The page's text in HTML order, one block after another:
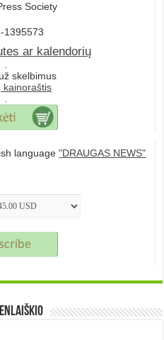
Society
1395573
ar kalendorių
.
skelbimus
kainoraštis
.
language"DRAUGAS NEWS"